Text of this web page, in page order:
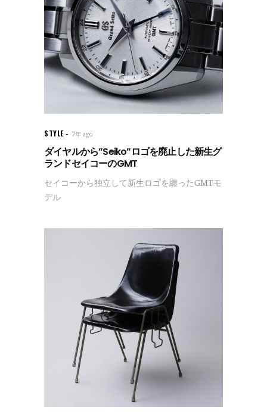
STYLE 7年 ago
ダイヤルから”Seiko”ロゴを廃止した新生グ
ランドセイコーのGMT
セイコーから独立して新生ロゴを纏ったGMTモ
デル